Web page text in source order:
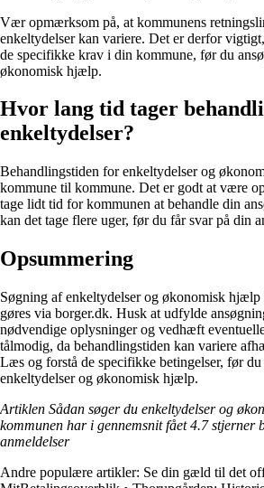
Vær opmærksom på, at kommunens
enkeltydelser kan variere. Det er derfor
de specifikke krav i din kommune, før du
økonomisk hjælp.
Hvor lang tid tager
enkeltydelser?
Behandlingstiden for enkeltydelser og
kommune til kommune. Det er godt at være
tage lidt tid for kommunen at behandle din
kan det tage flere uger, før du får svar på din
Opsummering
Søgning af enkeltydelser og økonomisk hjælp
gøres via borger.dk. Husk at udfylde
nødvendige oplysninger og vedhæft
tålmodig, da behandlingstiden kan variere
Læs og forstå de specifikke betingelser, før du
enkeltydelser og økonomisk hjælp.
Artiklen Sådan søger du enkeltydelser og
kommunen har i gennemsnit fået4.7stjerner
anmeldelser
Andre populære artikler: Se din gæld til det